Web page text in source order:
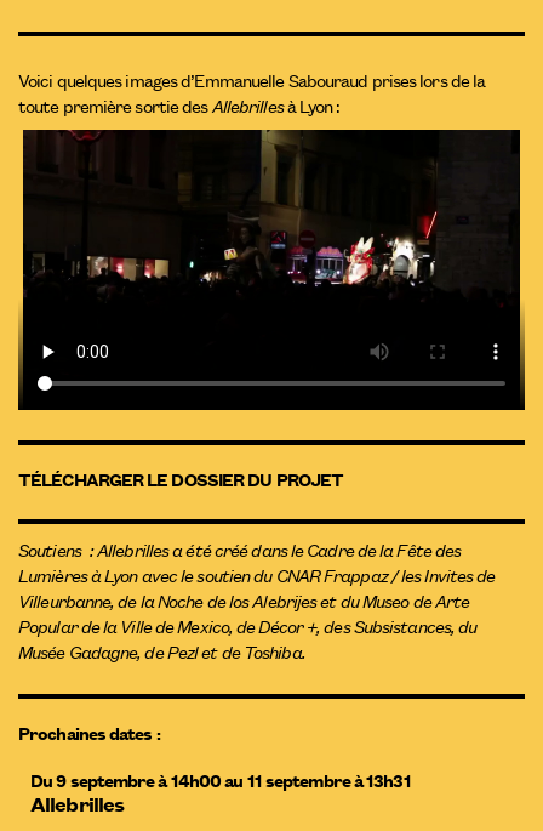
Voici quelques images d’Emmanuelle Sabouraud prises lors de la
toute première sortie desAllebrillesà Lyon :
TÉLÉCHARGER LE DOSSIER DU PROJET
Soutiens : Allebrilles a été créé dans le Cadre de la Fête des
Lumières à Lyon avec le soutien du CNAR Frappaz / les Invites de
Villeurbanne, de la Noche de los Alebrijes et du Museo de Arte
Popular de la Ville de Mexico, de Décor +, des Subsistances, du
Musée Gadagne, de Pezl et de Toshiba.
Prochaines dates :
Du 9 septembre à 14h00 au 11 septembre à 13h31
Allebrilles